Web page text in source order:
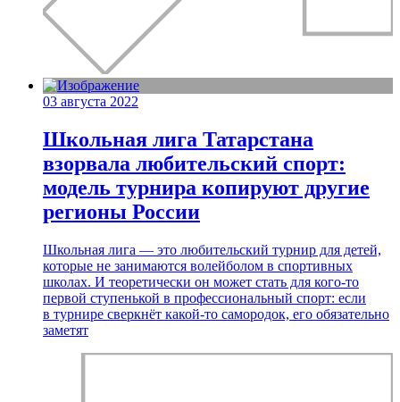
03 августа 2022
Школьная лига Татарстана
взорвала любительский спорт:
модель турнира копируют другие
регионы России
Школьная лига — это любительский турнир для детей,
которые не занимаются волейболом в спортивных
школах. И теоретически он может стать для кого-то
первой ступенькой в профессиональный спорт: если
в турнире сверкнёт какой-то самородок, его обязательно
заметят